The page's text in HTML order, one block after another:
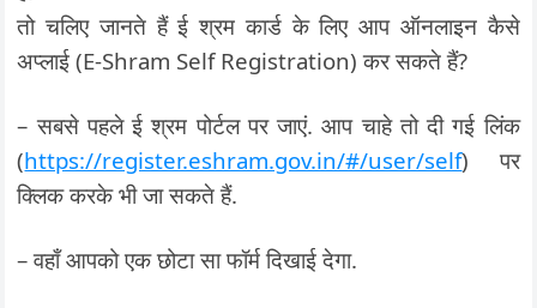
तो चलिए जानते हैं ई श्रम कार्ड के लिए आप ऑनलाइन कैसे
अप्लाई (E-Shram Self Registration) कर सकते हैं?
– सबसे पहले ई श्रम पोर्टल पर जाएं. आप चाहे तो दी गई लिंक
(https://register.eshram.gov.in/#/user/self) पर
क्लिक करके भी जा सकते हैं.
– वहाँ आपको एक छोटा सा फॉर्म दिखाई देगा.